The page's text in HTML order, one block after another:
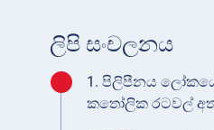
ලිපි සංචලනය
1. පිලිපීනය
කතෝලික රටවල්